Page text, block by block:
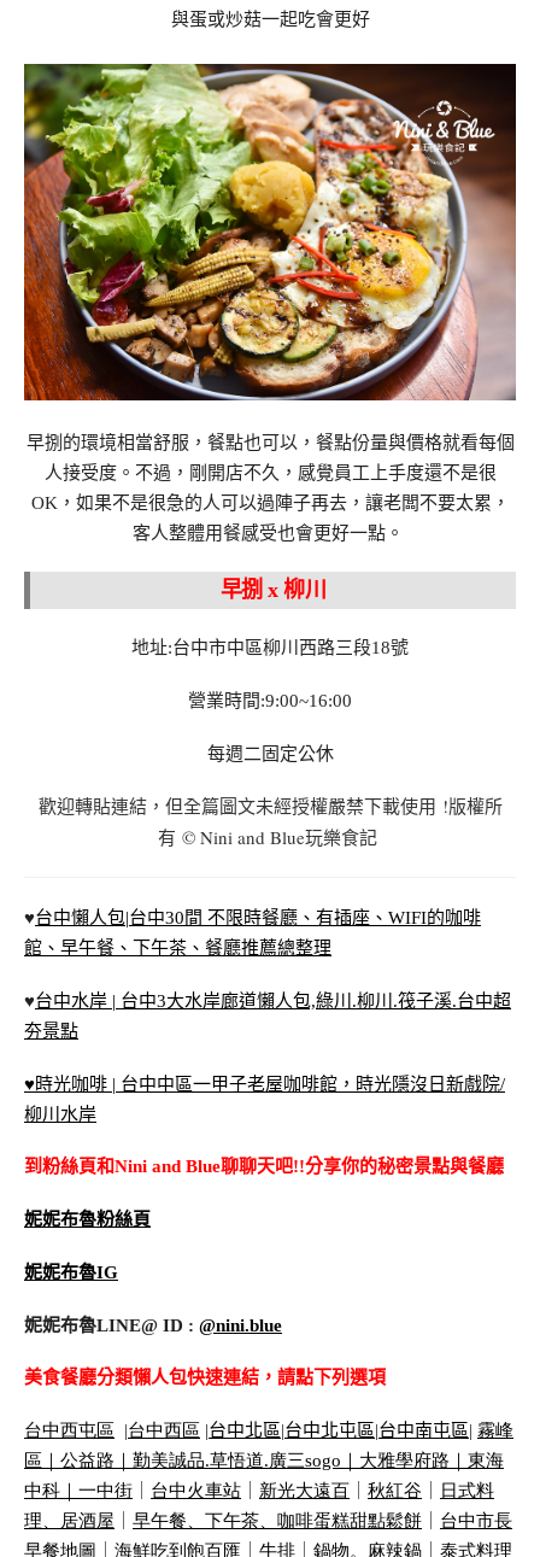
與蛋或炒菇一起吃會更好
早捌的環境相當舒服，餐點也可以，餐點份量與價格就看每個
人接受度。不過，剛開店不久，感覺員工上手度還不是很
OK，如果不是很急的人可以過陣子再去，讓老闆不要太累，
客人整體用餐感受也會更好一點。
早捌 x 柳川
地址:台中市中區柳川西路三段18號
營業時間:9:00~16:00
每週二固定公休
歡迎轉貼連結，但全篇圖文未經授權嚴禁下載使用 !版權所
有 © Nini and Blue玩樂食記
♥台中懶人包|台中30間 不限時餐廳、有插座、WIFI的咖啡
館、早午餐、下午茶、餐廳推薦總整理
♥台中水岸 | 台中3大水岸廊道懶人包,綠川.柳川.筏子溪.台中超
夯景點
♥時光咖啡 | 台中中區一甲子老屋咖啡館，時光隱沒日新戲院/
柳川水岸
到粉絲頁和Nini and Blue聊聊天吧!!分享你的秘密景點與餐廳
妮妮布魯粉絲頁
妮妮布魯IG
妮妮布魯LINE@ ID : @nini.blue
美食餐廳分類懶人包快速連結，請點下列選項
台中西屯區 |台中西區 |台中北區|台中北屯區|台中南屯區| 霧峰
區｜ 公益路｜ 勤美誠品.草悟道.廣三sogo 大雅學府路｜ 東海
中科｜ 一中街 台中火車站 新光大遠百 秋紅谷
日式料
理、居酒屋
早午餐、下午茶、咖啡蛋糕甜點鬆餅
台中市長
早餐地圖
海鮮吃到飽百匯 牛排 鍋物。麻辣鍋 泰式料理